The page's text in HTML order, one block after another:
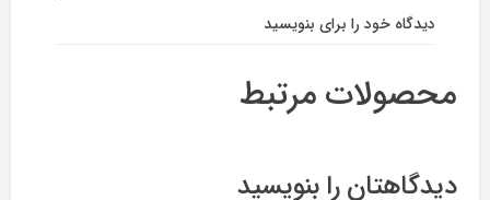
دیدگاه خود را برای on
مهم
کاری
بنویسید
محصولات مرتبط
دیدگاهتان را بنویسید